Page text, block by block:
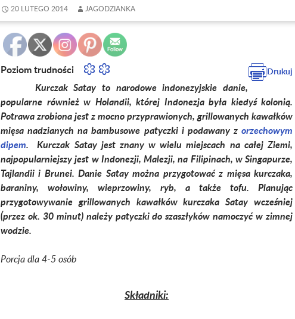
20 LUTEGO 2014 JAGODZIANKA
Drukuj
Poziom trudności
Kurczak Satay to narodowe indonezyjskie danie,
popularne również w Holandii, której Indonezja była kiedyś kolonią.
Potrawa zrobiona jest z mocno przyprawionych, grillowanych kawałków
mięsa nadzianych na bambusowe patyczki i podawany z orzechowym
dipem. Kurczak Satay jest znany w wielu miejscach na całej Ziemi,
najpopularniejszy jest w Indonezji, Malezji, na Filipinach, w Singapurze,
Tajlandii i Brunei. Danie Satay można przygotować z mięsa kurczaka,
baraniny, wołowiny, wieprzowiny, ryb, a także tofu. Planując
przygotowywanie grillowanych kawałków kurczaka Satay wcześniej
(przez ok. 30 minut) należy patyczki do szaszłyków namoczyć w zimnej
wodzie.
Porcja dla 4-5 osób
Składniki: